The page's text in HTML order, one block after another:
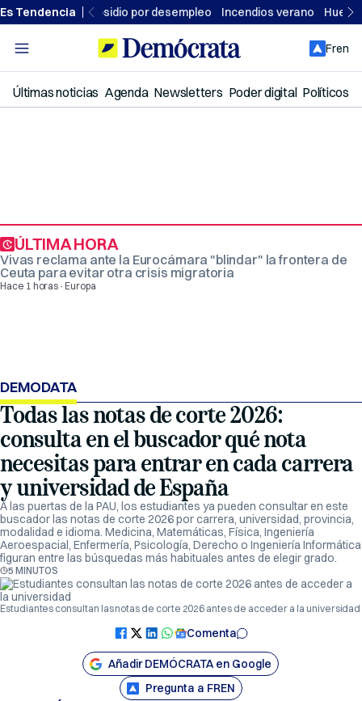
Ir
al
Es Tendencia Subsidio por desempleo Incendios verano
Fren
Últimas noticias Agenda Newsletters Poder digital Políticos
ÚLTIMA HORA
Vivas reclama ante la Eurocámara "blindar" la frontera de
Ceuta para evitar otra crisis migratoria
Hace 1 horas · Europa
DEMODATA
Todas las notas de corte 2026:
consulta en el buscador qué nota
necesitas para entrar en cada carrera
y universidad de España
A las puertas de la PAU, los estudiantes ya pueden consultar en este
buscador las notas de corte 2026 por carrera, universidad, provincia,
modalidad e idioma. Medicina, Matemáticas, Física, Ingeniería
Aeroespacial, Enfermería, Psicología, Derecho o Ingeniería Informática
figuran entre las búsquedas más habituales antes de elegir grado.
5 MINUTOS
Estudiantes consultan las notas de corte 2026 antes de acceder a la universidad
Comenta
Añadir DEMÓCRATA en Google
Pregunta a FREN